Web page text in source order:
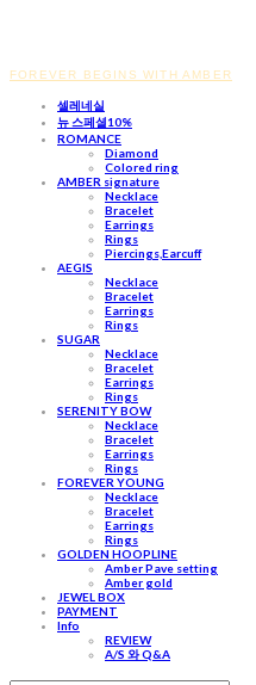
FOREVER BEGINS WITH AMBER
셀레네실
뉴 스페셜10%
ROMANCE
Diamond
Colored ring
AMBER signature
Necklace
Bracelet
Earrings
Rings
Piercings,Earcuff
AEGIS
Necklace
Bracelet
Earrings
Rings
SUGAR
Necklace
Bracelet
Earrings
Rings
SERENITY BOW
Necklace
Bracelet
Earrings
Rings
FOREVER YOUNG
Necklace
Bracelet
Earrings
Rings
GOLDEN HOOPLINE
Amber Pave setting
Amber gold
JEWEL BOX
PAYMENT
Info
REVIEW
A/S 와 Q&A